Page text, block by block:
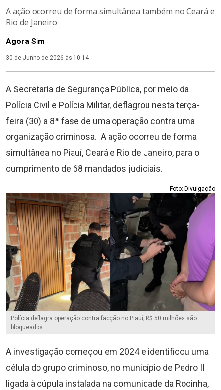
A ação ocorreu de forma simultânea também no Ceará e
Rio de Janeiro
Agora Sim
30 de Junho de 2026 às 10:14
A Secretaria de Segurança Pública, por meio da
Polícia Civil e Polícia Militar, deflagrou nesta terça-
feira (30) a 8ª fase de uma operação contra uma
organização criminosa. A ação ocorreu de forma
simultânea no Piauí, Ceará e Rio de Janeiro, para o
cumprimento de 68 mandados judiciais.
Foto: Divulgação
Polícia deflagra operação contra facção no Piauí; R$ 50 milhões são
bloqueados
A investigação começou em 2024 e identificou uma
célula do grupo criminoso, no município de Pedro II
ligada à cúpula instalada na comunidade da Rocinha,